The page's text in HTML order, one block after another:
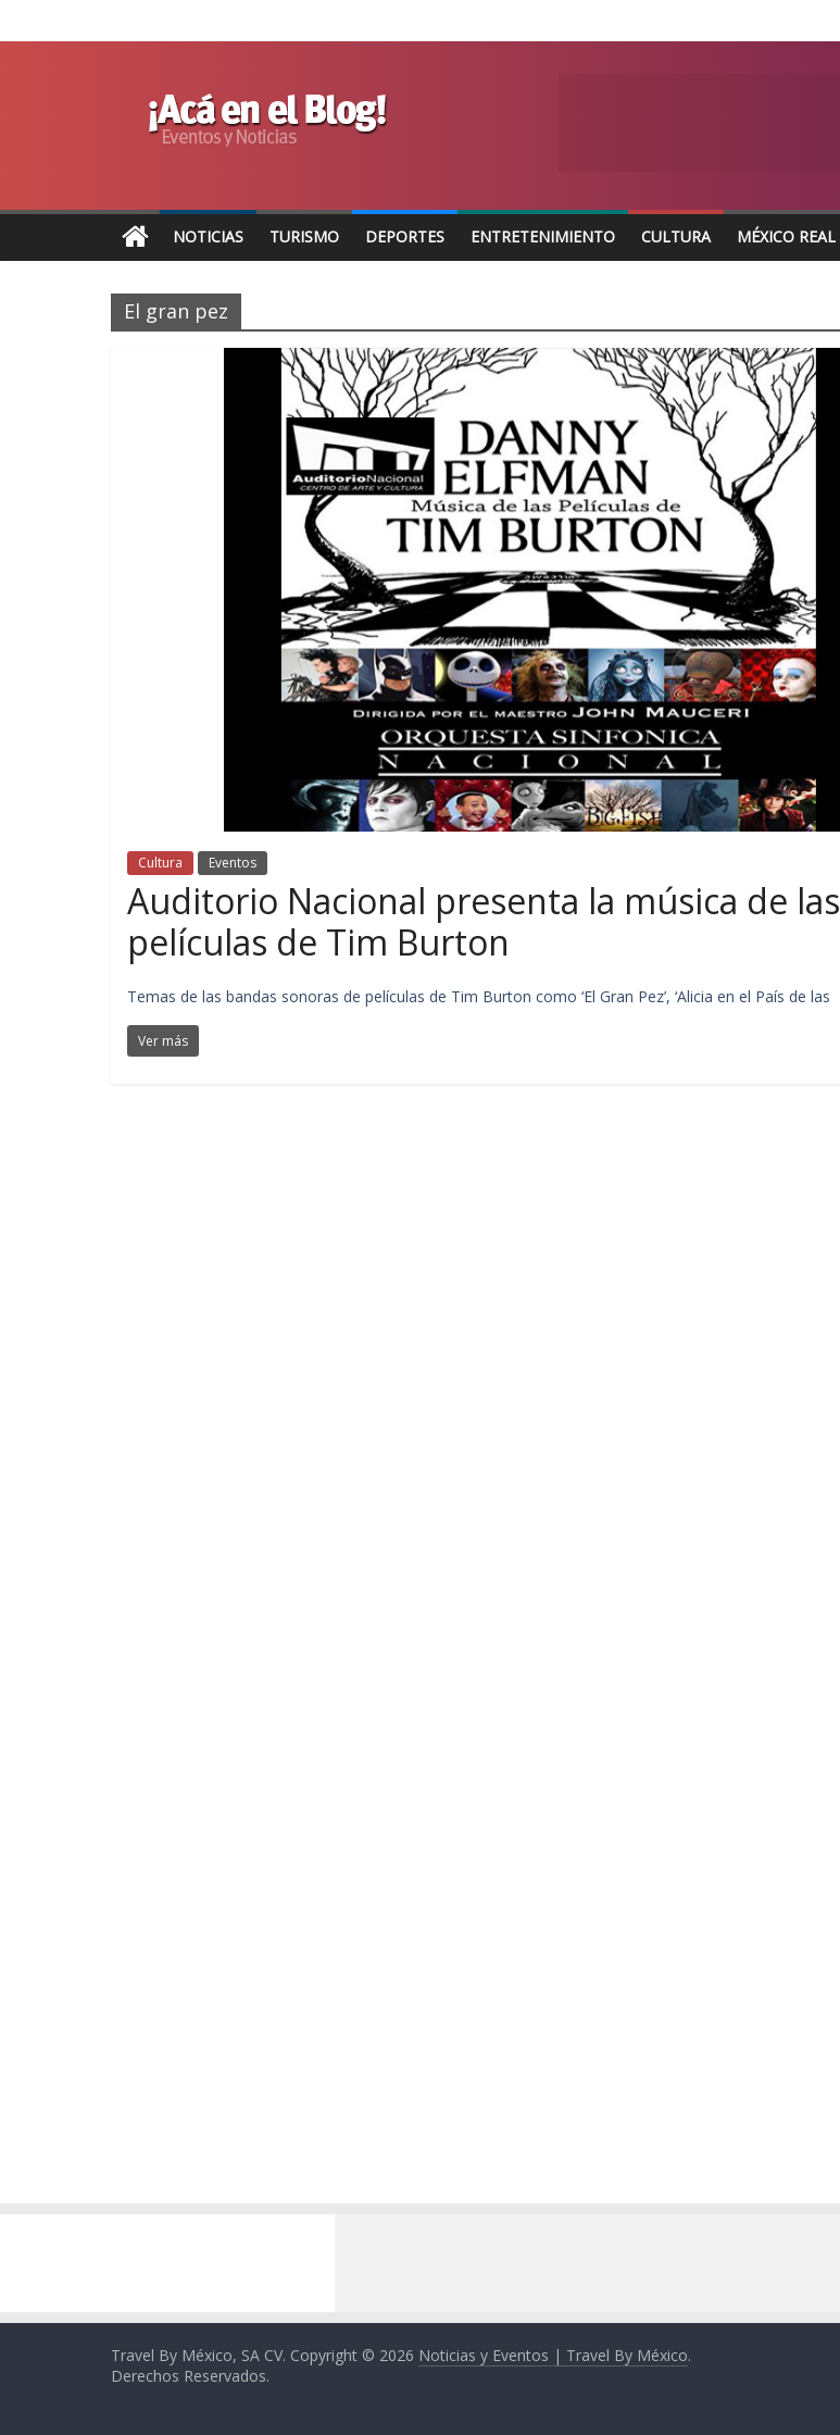
NOTICIAS TURISMO DEPORTES ENTRETENIMIENTO CULTURA MÉXICO REAL
El gran pez
Cultura Eventos
Auditorio Nacional presenta la música de las
películas de Tim Burton
Temas de las bandas sonoras de películas de Tim Burton como ‘El Gran Pez’, ‘Alicia en el País de las
Ver más
Travel By México, SA CV. Copyright © 2026 Noticias y Eventos | Travel By México.
Derechos Reservados.